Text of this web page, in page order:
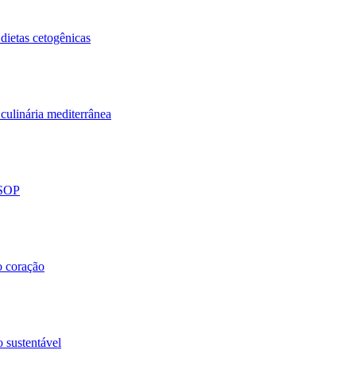
cetogênicas
mediterrânea
coração
sustentável